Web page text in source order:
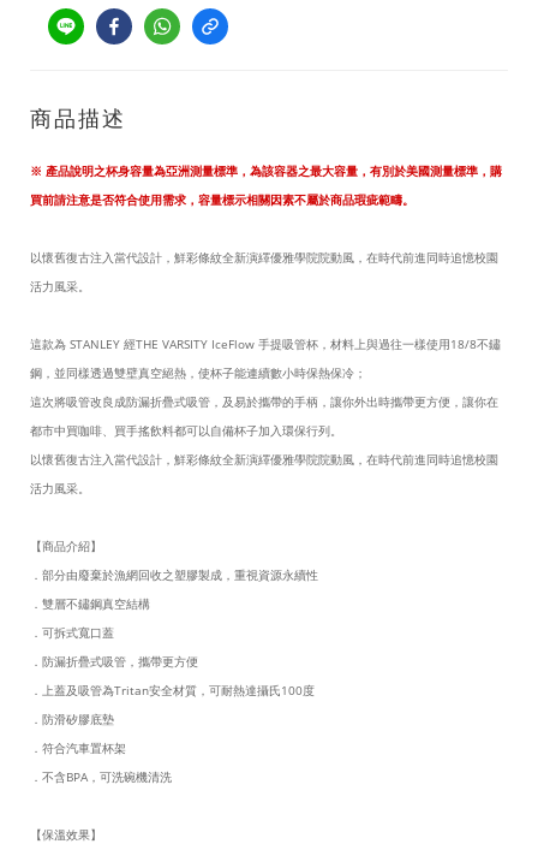
商品描述
※ 產品說明之杯身容量為亞洲測量標準，為該容器之最大容量，有別於美國測量標準，購
買前請注意是否符合使用需求，容量標示相關因素不屬於商品瑕疵範疇。
以懷舊復古注入當代設計，鮮彩條紋全新演繹優雅學院院動風，在時代前進同時追憶校園
活力風采。
這款為 STANLEY 經THE VARSITY IceFlow 手提吸管杯，材料上與過往一樣使用18/8不鏽
鋼，並同樣透過雙壁真空絕熱，使杯子能連續數小時保熱保冷；
這次將吸管改良成防漏折疊式吸管，及易於攜帶的手柄，讓你外出時攜帶更方便，讓你在
都市中買咖啡、買手搖飲料都可以自備杯子加入環保行列。
以懷舊復古注入當代設計，鮮彩條紋全新演繹優雅學院院動風，在時代前進同時追憶校園
活力風采。
【商品介紹】
．部分由廢棄於漁網回收之塑膠製成，重視資源永續性
．雙層不鏽鋼真空結構
．可拆式寬口蓋
． 防漏折疊式吸管，攜帶更方便
．上蓋及吸管為Tritan安全材質，可耐熱達攝氏100度
．防滑矽膠底墊
．符合汽車置杯架
．不含BPA，可洗碗機清洗
【保溫效果】